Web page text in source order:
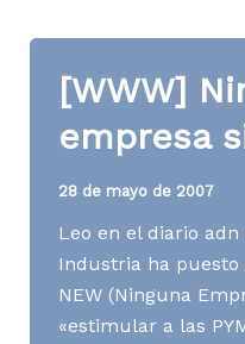
[WWW]
empresa
28 de mayo de 2007
Leo en el diario
Industria ha
NEW (Ninguna
«estimular a las